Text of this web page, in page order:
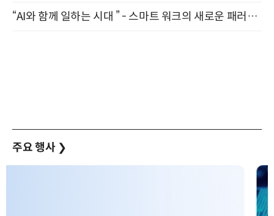
“AI와 함께 일하는 시대 ” - 스마트 워크의 새로운 패러다임 (9/11)
주요 행사 ❯